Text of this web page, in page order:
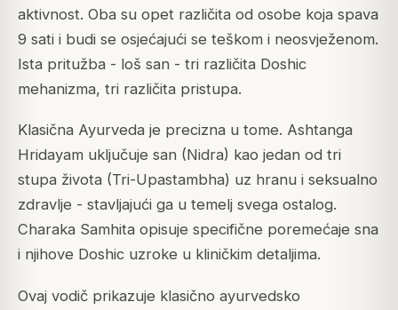
aktivnost. Oba su opet različita od osobe koja spava
9 sati i budi se osjećajući se teškom i neosvježenom.
Ista pritužba - loš san - tri različita Doshic
mehanizma, tri različita pristupa.
Klasična Ayurveda je precizna u tome. Ashtanga
Hridayam uključuje san (Nidra) kao jedan od tri
stupa života (Tri-Upastambha) uz hranu i seksualno
zdravlje - stavljajući ga u temelj svega ostalog.
Charaka Samhita opisuje specifične poremećaje sna
i njihove Doshic uzroke u kliničkim detaljima.
Ovaj vodič prikazuje klasično ayurvedsko